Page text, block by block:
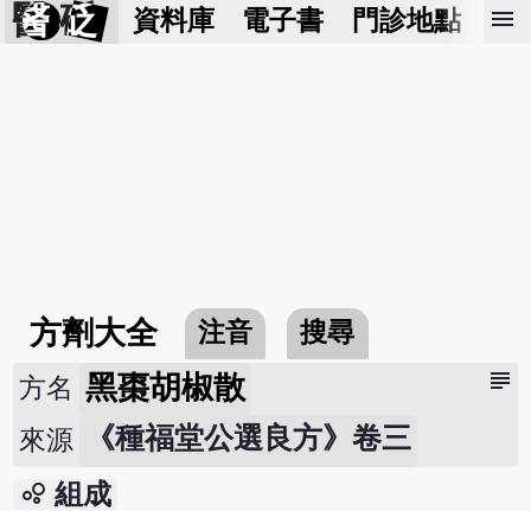
醫 砭 資料庫 電子書 門診地點 預
menu
方劑大全 注音 搜尋
subject
方名 黑棗胡椒散
來源 《種福堂公選良方》卷三
bubble_chart 組成